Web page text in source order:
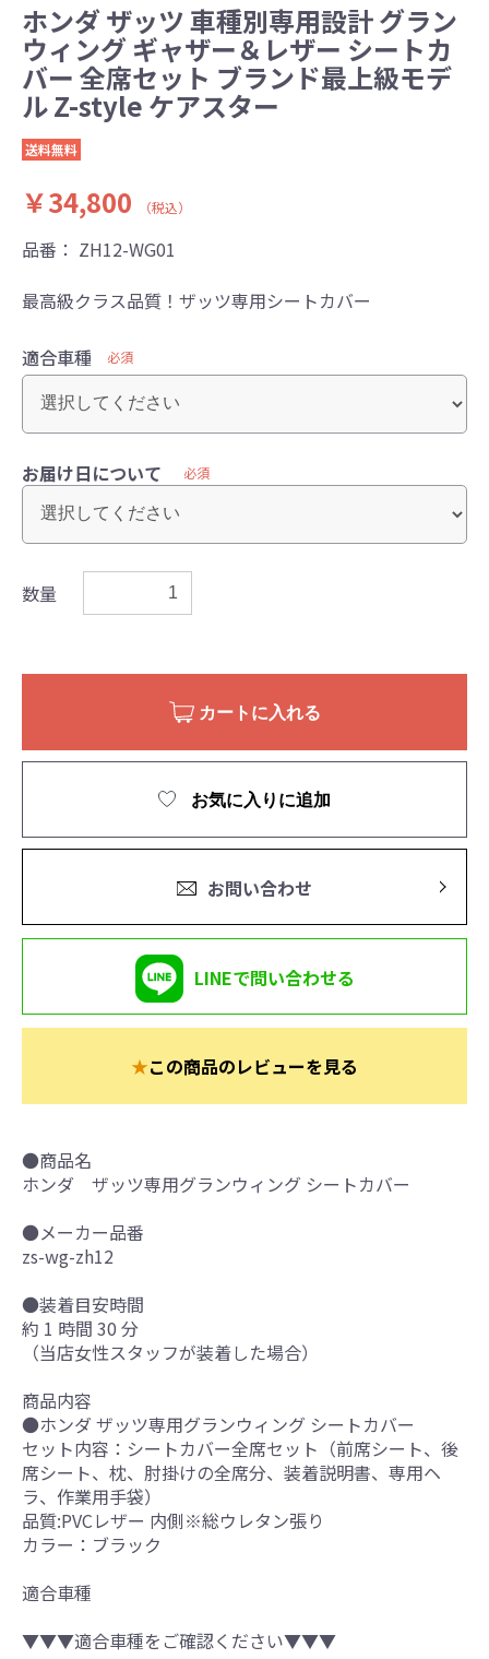
ホンダ ザッツ 車種別専用設計 グラン
ウィング ギャザー＆レザー シートカ
バー 全席セット ブランド最上級モデ
ル Z-style ケアスター
送料無料
￥34,800 （税込）
品番： ZH12-WG01
最高級クラス品質！ザッツ専用シートカバー
適合車種 必須
お届け日について 必須
数量
カートに入れる
お気に入りに追加
お問い合わせ
LINEで問い合わせる
★この商品のレビューを見る
●商品名
ホンダ ザッツ専用グランウィング シートカバー
●メーカー品番
zs-wg-zh12
●装着目安時間
約 1 時間 30 分
（当店女性スタッフが装着した場合）
商品内容
●ホンダ ザッツ専用グランウィング シートカバー
セット内容：シートカバー全席セット（前席シート、後
席シート、枕、肘掛けの全席分、装着説明書、専用ヘ
ラ、作業用手袋）
品質:PVCレザー 内側※総ウレタン張り
カラー：ブラック
適合車種
▼▼▼適合車種をご確認ください▼▼▼